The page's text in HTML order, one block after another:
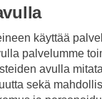
ostoskoriin
käyttää
palvelumme
avulla
sekä